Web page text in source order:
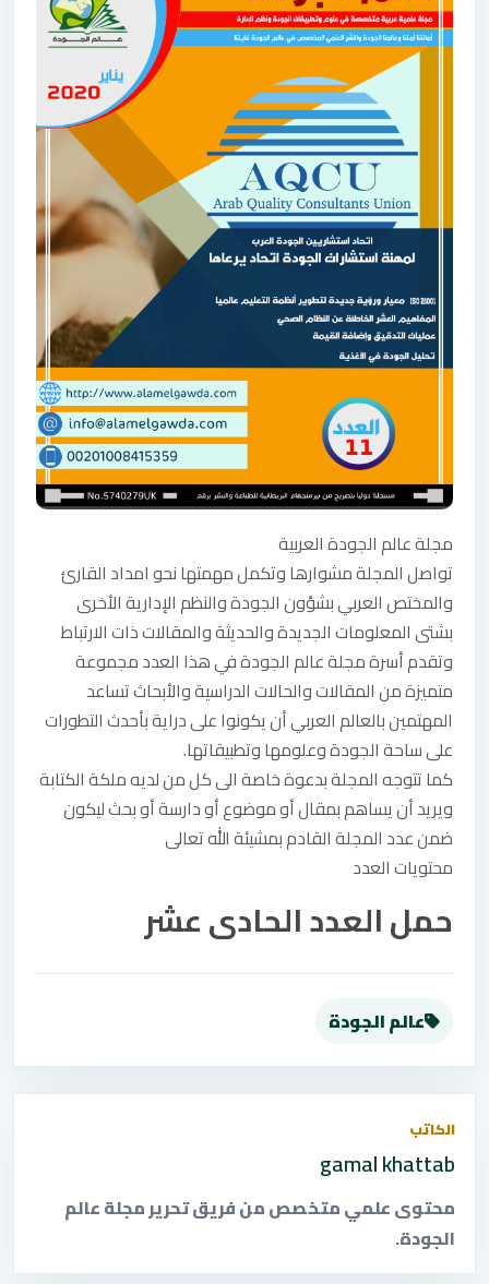
مجلة عالم الجودة العربية
تواصل المجلة مشوارها وتكمل مهمتها نحو امداد القارئ
والمختص العربي بشؤون الجودة والنظم الإدارية الأخرى
بشتى المعلومات الجديدة والحديثة والمقالات ذات الارتباط
وتقدم أسرة مجلة عالم الجودة في هذا العدد مجموعة
متميزة من المقالات والحالات الدراسية والأبحاث تساعد
المهتمين بالعالم العربي أن يكونوا على دراية بأحدث التطورات
على ساحة الجودة وعلومها وتطبيقاتها.
كما تتوجه المجلة بدعوة خاصة الى كل من لديه ملكة الكتابة
ويريد أن يساهم بمقال أو موضوع أو دارسة أو بحث ليكون
ضمن عدد المجلة القادم بمشيئة الله تعالى
محتويات العدد
حمل العدد الحادى عشر
عالم الجودة
الكاتب
gamal khattab
محتوى علمي متخصص من فريق تحرير مجلة عالم
الجودة.